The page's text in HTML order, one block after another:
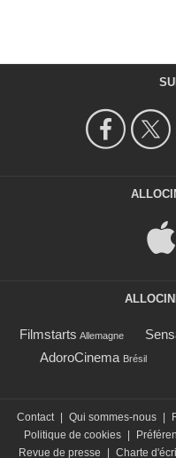
Filmstarts Allemagne
AdoroCinema Brésil
Contact Qui sommes-nous
Politique de cookies
Revue de presse
Charte